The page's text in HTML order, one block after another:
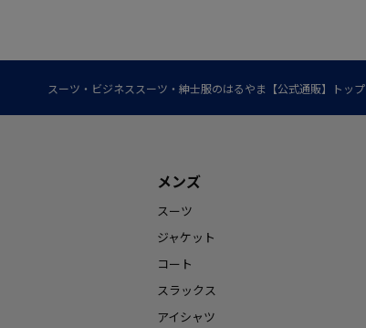
スーツ・ビジネススーツ・紳士服のはるやま【公式通販】トップ
メンズ
スーツ
ジャケット
コート
スラックス
アイシャツ